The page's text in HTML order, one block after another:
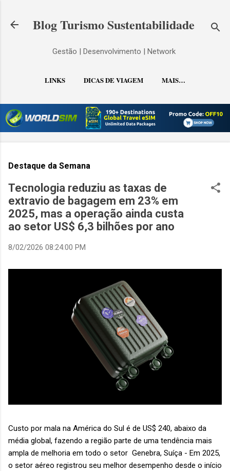
Blog Turismo Sustentabilidade
Gestão | Desenvolvimento | Network
LINKS DICAS DE VIAGEM MAIS…
CONTATO
Destaque da Semana
Tecnologia reduziu as taxas de
extravio de bagagem em 23% em
2025, mas a operação ainda custa
ao setor US$ 6,3 bilhões por ano
8/02/2026 08:24:00 PM
Custo por mala na América do Sul é de US$ 240, abaixo da
média global, fazendo a região parte de uma tendência mais
ampla de melhoria em todo o setor Genebra, Suíça - Em 2025,
o setor aéreo registrou seu melhor desempenho desde o início